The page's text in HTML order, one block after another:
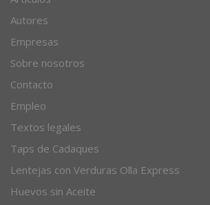
Autores
Empresas
Sobre nosotros
Contacto
Empleo
Textos legales
Taps de Cadaques
Lentejas con Verduras Olla Express
Huevos sin Aceite